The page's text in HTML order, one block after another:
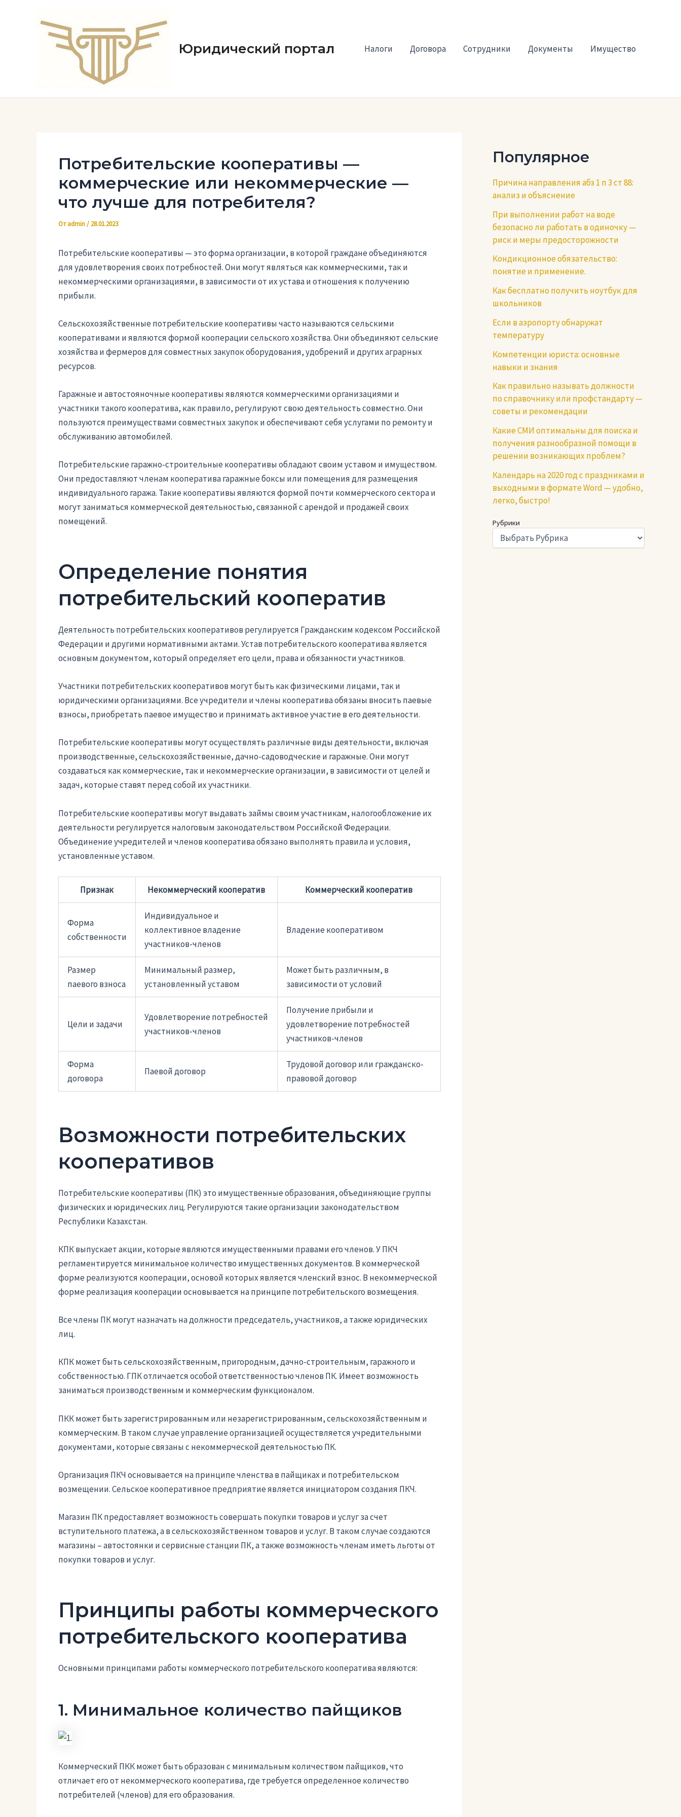
содержимому
Юридический портал Налоги Договора Сотрудники Документы Имущество
Потребительские кооперативы —
коммерческие или некоммерческие —
что лучше для потребителя?
Отadmin/ 28.01.2023
Потребительские кооперативы — это форма организации, в которой граждане объединяются
для удовлетворения своих потребностей. Они могут являться как коммерческими, так и
некоммерческими организациями, в зависимости от их устава и отношения к получению
прибыли.
Сельскохозяйственные потребительские кооперативы часто называются сельскими
кооперативами и являются формой кооперации сельского хозяйства. Они объединяют сельские
хозяйства и фермеров для совместных закупок оборудования, удобрений и других аграрных
ресурсов.
Гаражные и автостояночные кооперативы являются коммерческими организациями и
участники такого кооператива, как правило, регулируют свою деятельность совместно. Они
пользуются преимуществами совместных закупок и обеспечивают себя услугами по ремонту и
обслуживанию автомобилей.
Потребительские гаражно-строительные кооперативы обладают своим уставом и имуществом.
Они предоставляют членам кооператива гаражные боксы или помещения для размещения
индивидуального гаража. Такие кооперативы являются формой почти коммерческого сектора и
могут заниматься коммерческой деятельностью, связанной с арендой и продажей своих
помещений.
Определение понятия
потребительский кооператив
Деятельность потребительских кооперативов регулируется Гражданским кодексом Российской
Федерации и другими нормативными актами. Устав потребительского кооператива является
основным документом, который определяет его цели, права и обязанности участников.
Участники потребительских кооперативов могут быть как физическими лицами, так и
юридическими организациями. Все учредители и члены кооператива обязаны вносить паевые
взносы, приобретать паевое имущество и принимать активное участие в его деятельности.
Потребительские кооперативы могут осуществлять различные виды деятельности, включая
производственные, сельскохозяйственные, дачно-садоводческие и гаражные. Они могут
создаваться как коммерческие, так и некоммерческие организации, в зависимости от целей и
задач, которые ставят перед собой их участники.
Потребительские кооперативы могут выдавать займы своим участникам, налогообложение их
деятельности регулируется налоговым законодательством Российской Федерации.
Объединение учредителей и членов кооператива обязано выполнять правила и условия,
установленные уставом.
Признак Некоммерческий кооператив Коммерческий кооператив
Форма
собственности
Индивидуальное и
коллективное владение
участников-членов
Владение кооперативом
Размер
паевого взноса
Минимальный размер,
установленный уставом
Может быть различным, в
зависимости от условий
Цели и задачи
Удовлетворение потребностей
участников-членов
Получение прибыли и
удовлетворение потребностей
участников-членов
Форма
договора
Паевой договор
Трудовой договор или гражданско-
правовой договор
Возможности потребительских
кооперативов
Потребительские кооперативы (ПК) это имущественные образования, объединяющие группы
физических и юридических лиц. Регулируются такие организации законодательством
Республики Казахстан.
КПК выпускает акции, которые являются имущественными правами его членов. У ПКЧ
регламентируется минимальное количество имущественных документов. В коммерческой
форме реализуются кооперации, основой которых является членский взнос. В некоммерческой
форме реализация кооперации основывается на принципе потребительского возмещения.
Все члены ПК могут назначать на должности председатель, участников, а также юридических
лиц.
КПК может быть сельскохозяйственным, пригородным, дачно-строительным, гаражного и
собственностью. ГПК отличается особой ответственностью членов ПК. Имеет возможность
заниматься производственным и коммерческим функционалом.
ПКК может быть зарегистрированным или незарегистрированным, сельскохозяйственным и
коммерческим. В таком случае управление организацией осуществляется учредительными
документами, которые связаны с некоммерческой деятельностью ПК.
Организация ПКЧ основывается на принципе членства в пайщиках и потребительском
возмещении. Сельское кооперативное предприятие является инициатором создания ПКЧ.
Магазин ПК предоставляет возможность совершать покупки товаров и услуг за счет
вступительного платежа, а в сельскохозяйственном товаров и услуг. В таком случае создаются
магазины – автостоянки и сервисные станции ПК, а также возможность членам иметь льготы от
покупки товаров и услуг.
Принципы работы коммерческого
потребительского кооператива
Основными принципами работы коммерческого потребительского кооператива являются:
1. Минимальное количество пайщиков
Коммерческий ПКК может быть образован с минимальным количеством пайщиков, что
отличает его от некоммерческого кооператива, где требуется определенное количество
потребителей (членов) для его образования.
Популярное
Причина направления абз 1 п 3 ст 88:
анализ и объяснение
При выполнении работ на воде
безопасно ли работать в одиночку —
риск и меры предосторожности
Кондикционное обязательство:
понятие и применение.
Как бесплатно получить ноутбук для
школьников
Если в аэропорту обнаружат
температуру
Компетенции юриста: основные
навыки и знания
Как правильно называть должности
по справочнику или профстандарту —
советы и рекомендации
Какие СМИ оптимальны для поиска и
получения разнообразной помощи в
решении возникающих проблем?
Календарь на 2020 год с праздниками и
выходными в формате Word — удобно,
легко, быстро!
Рубрики